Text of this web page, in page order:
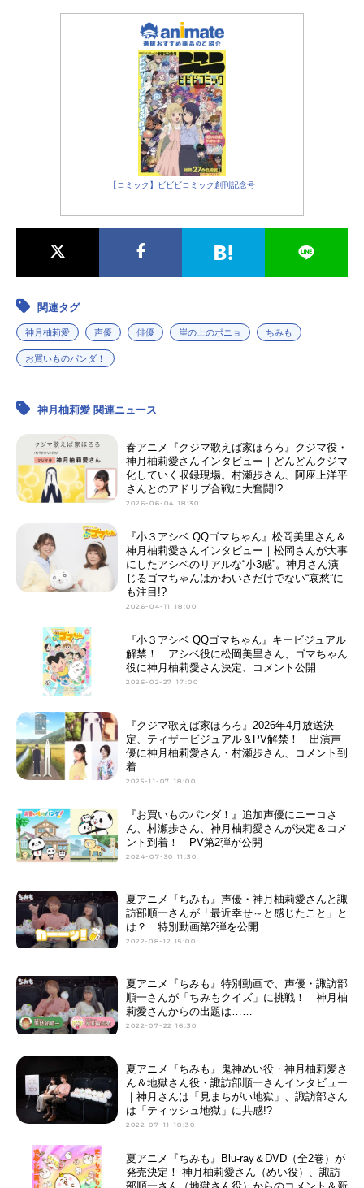
い物コメディ！作品名お買いものパ
ンダ！放送形態TVアニメスケジュー
ル2024年11月6日（水）～2025年3
月26日（水）TOKYOMXにて話数全2
0話キャストお買いものパンダ：大谷
育江小パンダ：ニーコぷちょまる：
村瀬歩むぎ：神月柚莉愛スタッフ監
督：高松信司シリーズ構成：清水東
作画監督・キャラクターデザイン：
曽々木安恵美術監督・美術設定：森
クター：伊賀夕編集：山田健太郎
（岡安プロモーション）音楽：はま
たけし（CosmicWave）アニメーシ
ダ！...
【コミック】ビビビコミック創刊記念号
関連タグ
神月柚莉愛 声優 俳優 崖の上のポニョ ちみも
お買いものパンダ！
神月柚莉愛 関連ニュース
春アニメ『クジマ歌えば家ほろろ』クジマ役・
神月柚莉愛さんインタビュー｜どんどんクジマ
化していく収録現場。村瀬歩さん、阿座上洋平
さんとのアドリブ合戦に大奮闘!?
2026-06-04 18:30
『小３アシベ QQゴマちゃん』松岡美里さん＆
神月柚莉愛さんインタビュー｜松岡さんが大事
にしたアシベのリアルな“小3感”。神月さん演
じるゴマちゃんはかわいさだけでない“哀愁”に
も注目!?
2026-04-11 18:00
『小３アシベ QQゴマちゃん』キービジュアル
解禁！ アシベ役に松岡美里さん、ゴマちゃん
役に神月柚莉愛さん決定、コメント公開
2026-02-27 17:00
『クジマ歌えば家ほろろ』2026年4月放送決
定、ティザービジュアル＆PV解禁！ 出演声
優に神月柚莉愛さん・村瀬歩さん、コメント到
着
2025-11-07 18:00
『お買いものパンダ！』追加声優にニーコさ
ん、村瀬歩さん、神月柚莉愛さんが決定＆コメ
ント到着！ PV第2弾が公開
2024-07-30 11:30
夏アニメ『ちみも』声優・神月柚莉愛さんと諏
訪部順一さんが「最近幸せ～と感じたこと」と
は？ 特別動画第2弾を公開
2022-08-12 15:00
夏アニメ『ちみも』特別動画で、声優・諏訪部
順一さんが「ちみもクイズ」に挑戦！ 神月柚
莉愛さんからの出題は……
2022-07-22 16:30
夏アニメ『ちみも』鬼神めい役・神月柚莉愛さ
ん＆地獄さん役・諏訪部順一さんインタビュー
｜神月さんは「見まちがい地獄」、諏訪部さん
は「ティッシュ地獄」に共感!?
2022-07-11 18:30
夏アニメ『ちみも』Blu-ray＆DVD（全2巻）が
発売決定！ 神月柚莉愛さん（めい役）、諏訪